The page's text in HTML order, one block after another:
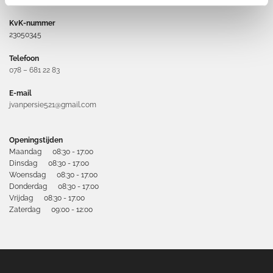
KvK-nummer
23050345
Telefoon
078 – 681 22 83
E-mail
jvanpersie521@gmail.com
Openingstijden
Maandag 08:30 - 17:00
Dinsdag 08:30 - 17:00
Woensdag 08:30 - 17:00
Donderdag 08:30 - 17:00
Vrijdag 08:30 - 17:00
Zaterdag 09:00 - 12:00